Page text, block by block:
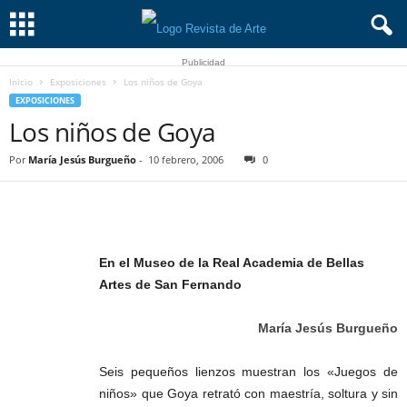
Publicidad
Inicio Exposiciones Los niños de Goya
EXPOSICIONES
Los niños de Goya
Por María Jesús Burgueño - 10 febrero, 2006 0
En el Museo de la Real Academia de Bellas
Artes de San Fernando
María Jesús Burgueño
Seis pequeños lienzos muestran los «Juegos de
niños» que Goya retrató con maestría, soltura y sin